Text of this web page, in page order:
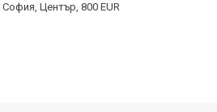
София, Център, 800 EUR